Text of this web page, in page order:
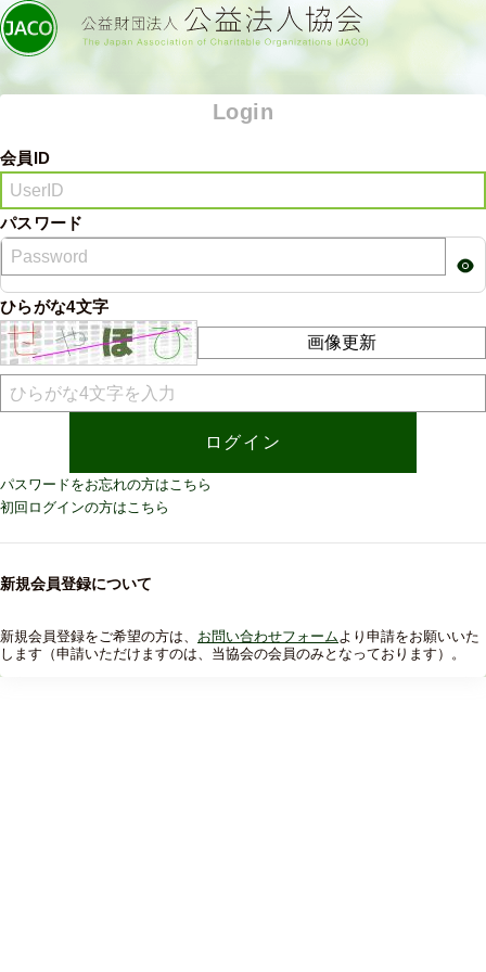
Login
会員ID
パスワード
ひらがな4文字
画像更新
パスワードをお忘れの方はこちら
初回ログインの方はこちら
新規会員登録について
新規会員登録をご希望の方は、 お問い合わせフォーム より申請をお願いいた
します（申請いただけますのは、当協会の会員のみとなっております）。